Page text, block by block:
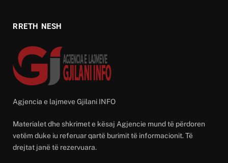
RRETH NESH
Agjencia e lajmeve Gjilani INFO
Materialet dhe shkrimet e kësaj Agjencie mund të përdoren
vetëm duke iu referuar qartë burimit të informacionit. Të
drejtat janë të rezervuara.